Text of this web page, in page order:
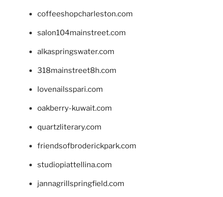
coffeeshopcharleston.com
salon104mainstreet.com
alkaspringswater.com
318mainstreet8h.com
lovenailsspari.com
oakberry-kuwait.com
quartzliterary.com
friendsofbroderickpark.com
studiopiattellina.com
jannagrillspringfield.com